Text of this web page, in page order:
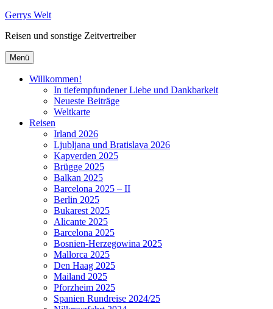
Zum
springen
Gerrys Welt
Reisen und sonstige Zeitvertreiber
Menü
Willkommen!
In tiefempfundener Liebe und Dankbarkeit
Neueste Beiträge
Weltkarte
Reisen
Irland 2026
Ljubljana und Bratislava 2026
Kapverden 2025
Brügge 2025
Balkan 2025
Barcelona 2025 – II
Berlin 2025
Bukarest 2025
Alicante 2025
Barcelona 2025
Bosnien-Herzegowina 2025
Mallorca 2025
Den Haag 2025
Mailand 2025
Pforzheim 2025
Spanien Rundreise 2024/25